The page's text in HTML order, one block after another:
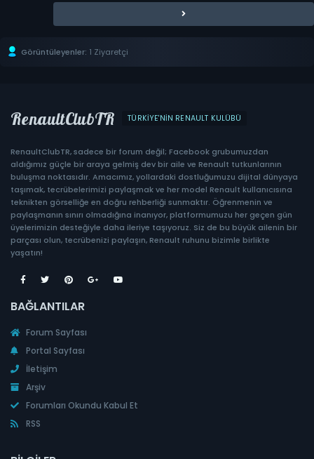
Görüntüleyenler: 1 Ziyaretçi
RenaultClubTR TÜRKIYE'NIN RENAULT KULÜBÜ
RenaultClubTR, sadece bir forum değil; Facebook grubumuzdan
aldığımız güçle bir araya gelmiş dev bir aile ve Renault tutkunlarının
buluşma noktasıdır. Amacımız, yollardaki dostluğumuzu dijital dünyaya
taşımak, tecrübelerimizi paylaşmak ve her model Renault kullanıcısına
teknikten görselliğe en doğru rehberliği sunmaktır. Öğrenmenin ve
paylaşmanın sınırı olmadığına inanıyor, platformumuzu her geçen gün
üyelerimizin desteğiyle daha ileriye taşıyoruz. Siz de bu büyük ailenin bir
parçası olun, tecrübenizi paylaşın, Renault ruhunu bizimle birlikte
yaşatın!
BAĞLANTILAR
Forum Sayfası
Portal Sayfası
İletişim
Arşiv
Forumları Okundu Kabul Et
RSS